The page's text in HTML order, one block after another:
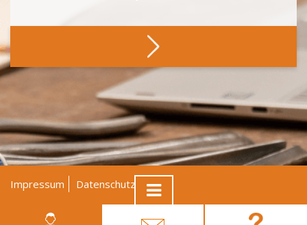
Impressum Datenschutz
AGB